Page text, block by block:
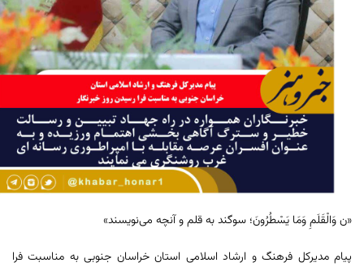
«ن وَالْقَلَمِ وَمَا یَسْطُرُونَ؛ سوگند به قلم و آنچه می‌نویسند»
پیام مدیرکل فرهنگ و ارشاد اسلامی استان خراسان جنوبی به مناسبت فرا